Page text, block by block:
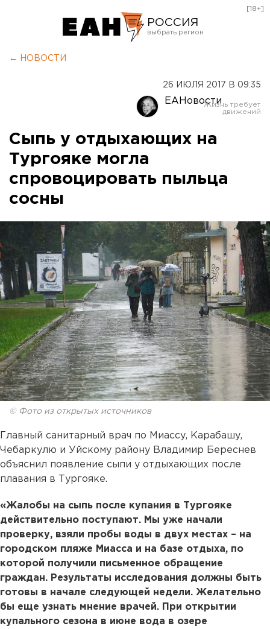
РОССИЯ
Оренбург
[18+]
← НОВОСТИ
26 ИЮЛЯ 2017 В 09:35
ЕАНовости
Сыпь у отдыхающих на
Тургояке могла
спровоцировать пыльца
сосны
© Фото из открытых источников
Главный санитарный врач по Миассу, Карабашу,
Чебаркулю и Уйскому району Владимир Береснев
объяснил появление сыпи у отдыхающих после
плавания в Тургояке.
«Жалобы на сыпь после купания в Тургояке
действительно поступают. Мы уже начали
проверку, взяли пробы воды в двух местах – на
городском пляже Миасса и на базе отдыха, по
которой получили письменное обращение
граждан. Результаты исследования должны быть
готовы в начале следующей недели. Желательно
бы еще узнать мнение врачей. При открытии
купального сезона в июне вода в озере